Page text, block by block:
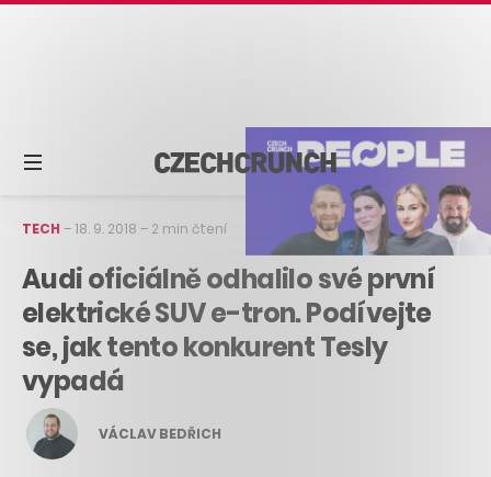
TECH –18. 9. 2018 – 2 min čtení
Audi oficiálně odhalilo své první
elektrické SUV e-tron. Podívejte
se, jak tento konkurent Tesly
vypadá
VÁCLAV BEDŘICH